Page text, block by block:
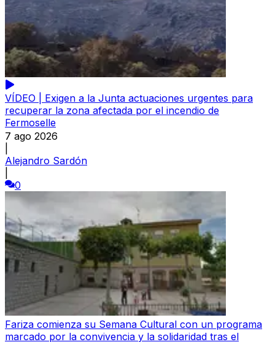
VÍDEO | Exigen a la Junta actuaciones urgentes para
recuperar la zona afectada por el incendio de
Fermoselle
7 ago 2026
Alejandro Sardón
0
Fariza comienza su Semana Cultural con un programa
marcado por la convivencia y la solidaridad tras el